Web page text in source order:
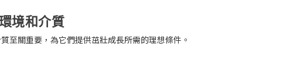
境和介質
至關重要，為它們提供茁壯成長所需的理想條件。